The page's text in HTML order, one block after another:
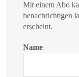
Mit einem Abo
benachrichtigen
erscheint.
Name